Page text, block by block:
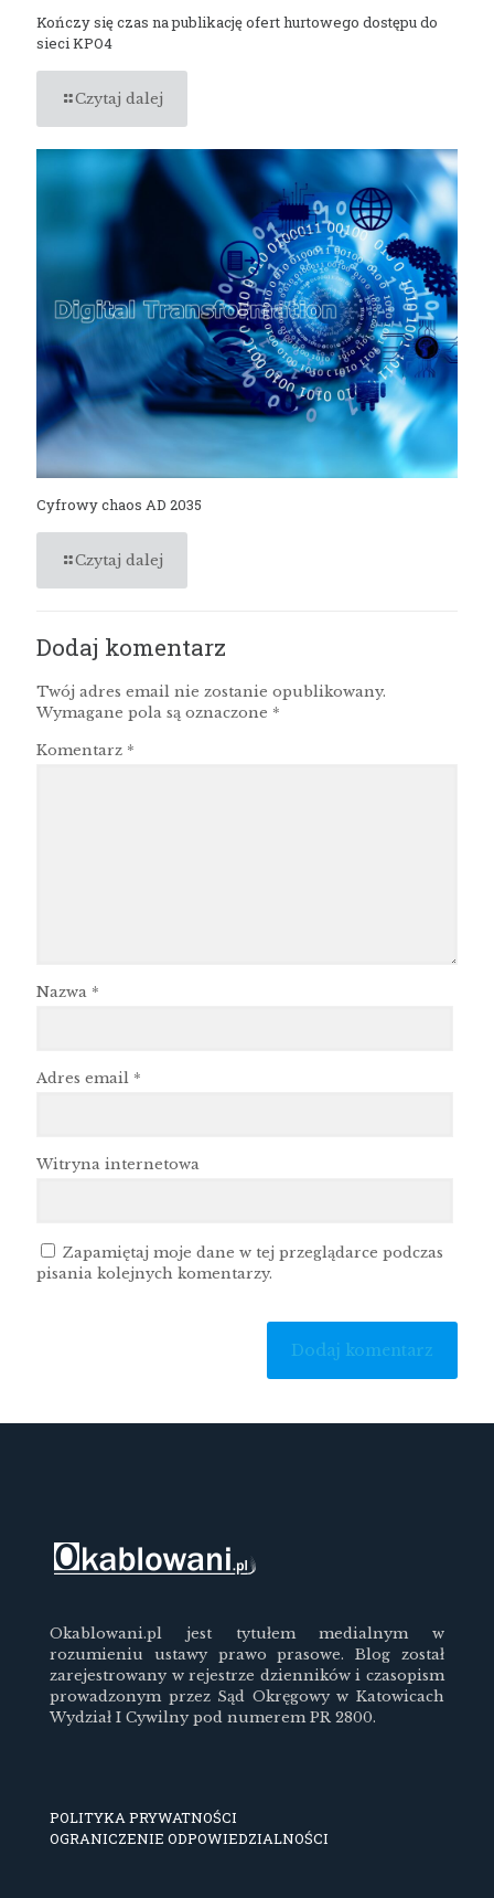
Kończy się czas na publikację ofert hurtowego dostępu do
sieci KPO4
Czytaj dalej
Cyfrowy chaos AD 2035
Czytaj dalej
Dodaj komentarz
Twój adres email nie zostanie opublikowany.
Wymagane pola są oznaczone *
Komentarz *
Nazwa *
Adres email *
Witryna internetowa
Zapamiętaj moje dane w tej przeglądarce podczas
pisania kolejnych komentarzy.
Okablowani.pl jest tytułem medialnym w
rozumieniu ustawy prawo prasowe. Blog został
zarejestrowany w rejestrze dzienników i czasopism
prowadzonym przez Sąd Okręgowy w Katowicach
Wydział I Cywilny pod numerem PR 2800.
POLITYKA PRYWATNOŚCI
OGRANICZENIE ODPOWIEDZIALNOŚCI